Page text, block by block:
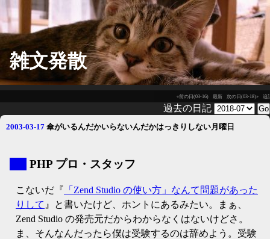
雑文発散
«前の日(03-16) 最新 次の日(03-18)» 追
過去の日記
2003-03-17 傘がいるんだかいらないんだかはっきりしない月曜日
PHP プロ・スタッフ
こないだ『 「Zend Studio の使い方」なんて問題があった
りして 』と書いたけど、ホントにあるみたい。まぁ、
Zend Studio の発売元だからわからなくはないけどさ。
ま、そんなんだったら僕は受験するのは辞めよう。受験